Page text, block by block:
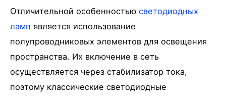
Отличительной особенностью светодиодных
ламп является использование
полупроводниковых элементов для освещения
пространства. Их включение в сеть
осуществляется через стабилизатор тока,
поэтому классические светодиодные